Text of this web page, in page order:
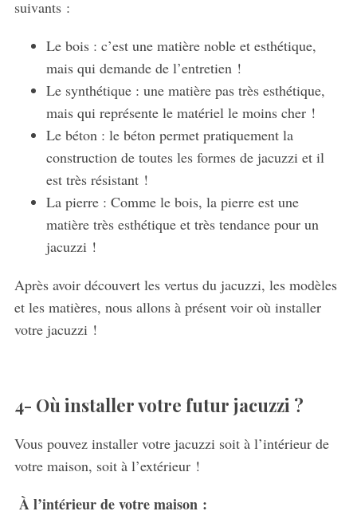
suivants :
Le bois : c’est une matière noble et esthétique,
mais qui demande de l’entretien !
Le synthétique : une matière pas très esthétique,
mais qui représente le matériel le moins cher !
Le béton : le béton permet pratiquement la
construction de toutes les formes de jacuzzi et il
est très résistant !
La pierre : Comme le bois, la pierre est une
matière très esthétique et très tendance pour un
jacuzzi !
Après avoir découvert les vertus du jacuzzi, les modèles
et les matières, nous allons à présent voir où installer
votre jacuzzi !
4- Où installer votre futur jacuzzi ?
Vous pouvez installer votre jacuzzi soit à l’intérieur de
votre maison, soit à l’extérieur !
À l’intérieur de votre maison :